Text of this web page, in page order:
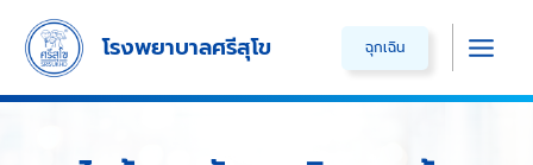
content
โรงพยาบาลศรีสุโข ฉุกเฉิน
Main